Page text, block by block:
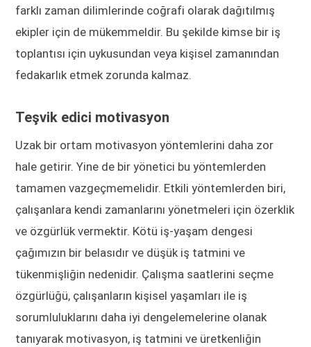
farklı zaman dilimlerinde coğrafi olarak dağıtılmış
ekipler için de mükemmeldir. Bu şekilde kimse bir iş
toplantısı için uykusundan veya kişisel zamanından
fedakarlık etmek zorunda kalmaz.
Teşvik edici motivasyon
Uzak bir ortam motivasyon yöntemlerini daha zor
hale getirir. Yine de bir yönetici bu yöntemlerden
tamamen vazgeçmemelidir. Etkili yöntemlerden biri,
çalışanlara kendi zamanlarını yönetmeleri için özerklik
ve özgürlük vermektir. Kötü iş-yaşam dengesi
çağımızın bir belasıdır ve düşük iş tatmini ve
tükenmişliğin nedenidir. Çalışma saatlerini seçme
özgürlüğü, çalışanların kişisel yaşamları ile iş
sorumluluklarını daha iyi dengelemelerine olanak
tanıyarak motivasyon, iş tatmini ve üretkenliğin